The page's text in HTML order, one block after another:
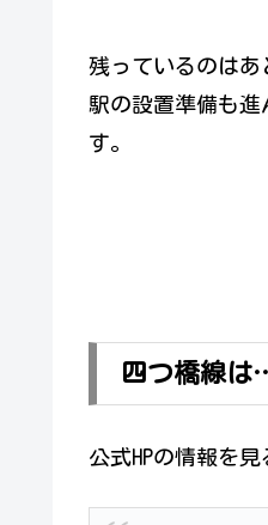
残っているのは
駅の設置準備も
す。
四つ橋線は
公式HPの情報を